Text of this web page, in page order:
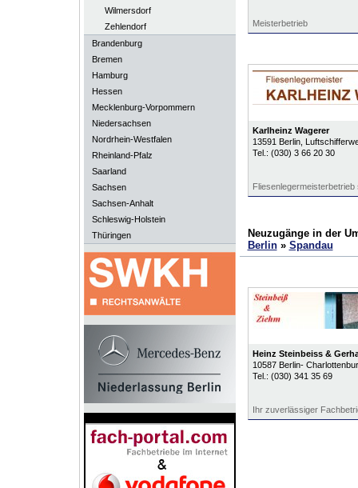
Wilmersdorf
Zehlendorf
Brandenburg
Bremen
Hamburg
Hessen
Mecklenburg-Vorpommern
Niedersachsen
Nordrhein-Westfalen
Rheinland-Pfalz
Saarland
Sachsen
Sachsen-Anhalt
Schleswig-Holstein
Thüringen
Meisterbetrieb
Karlheinz Wagerer
13591 Berlin,
Tel.: (030) 3 66 20 30
Neuzugänge in der
Berlin» Spandau
Heinz Steinbeiss &
10587 Berlin-
Tel.: (030) 341 35 69
Ihr zuverlässiger